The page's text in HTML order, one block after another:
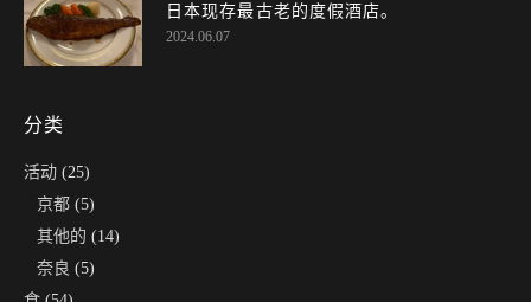
日本现存最古老的度假酒店。
2024.06.07
分类
活动 (25)
京都(5)
其他的 (14)
奈良 (5)